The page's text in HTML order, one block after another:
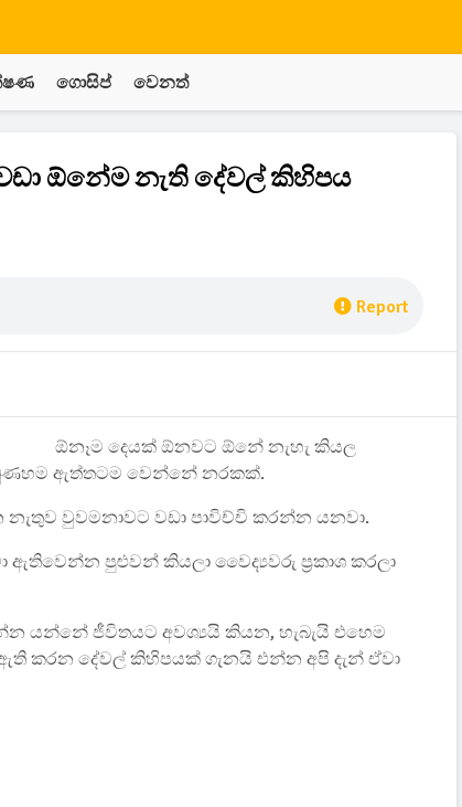
ගොසිප් වෙනත්
ඕනේම නැති දේවල් කිහිපය
Report
ඕනෑම දෙයක් ඕනවට ඕනේ නැහැ කියල
ඇත්තටම වෙන්නේ නරකක්.
වුවමනාවට වඩා පාවිච්චි කරන්න යනවා.
ඇතිවෙන්න පුළුවන් කියලා වෛද්‍යවරු ප්‍රකාශ කරලා
යන්නේ ජීවිතයට අවශ්‍යයි කියන, හැබැයි එහෙම
කරන දේවල් කිහිපයක් ගැනයි එන්න අපි දැන් ඒවා